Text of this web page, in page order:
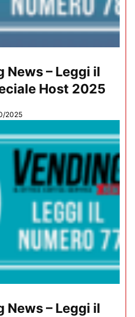
News – Leggi il
Host 2025
2025
News – Leggi il